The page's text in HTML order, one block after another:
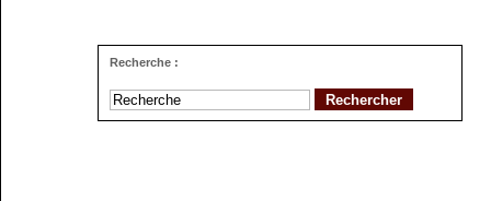
Recherche :